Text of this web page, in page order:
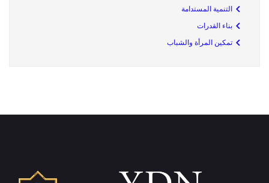
التنمية المستدامة
بناء القدرات
تمكين المرأة والشباب